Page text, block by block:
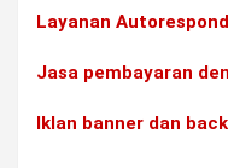
Layanan
Jasa pembayaran
Iklan banner dan